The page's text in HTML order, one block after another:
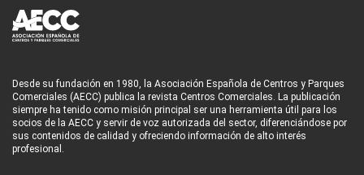
Desde su fundación en 1980, la Asociación Española de Centros y Parques
Comerciales (AECC) publica la revista Centros Comerciales. La publicación
siempre ha tenido como misión principal ser una herramienta útil para los
socios de la AECC y servir de voz autorizada del sector, diferenciándose por
sus contenidos de calidad y ofreciendo información de alto interés
profesional.